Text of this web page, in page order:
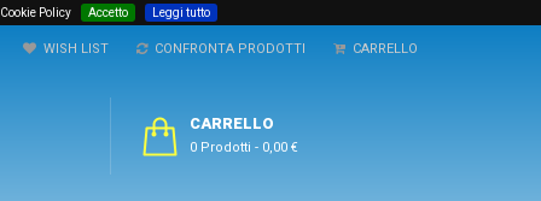
Policy Accetto Leggi tutto
WISH LIST CONFRONTA PRODOTTI CARRELLO
CARRELLO
0 Prodotti - 0,00 €